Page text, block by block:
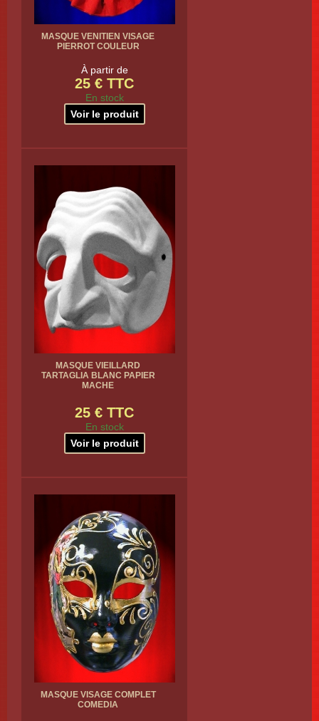
MASQUE VENITIEN VISAGE
PIERROT COULEUR
À partir de
25 € TTC
En stock
Voir le produit
MASQUE VIEILLARD
TARTAGLIA BLANC PAPIER
MACHE
25 € TTC
En stock
Voir le produit
MASQUE VISAGE COMPLET
COMEDIA